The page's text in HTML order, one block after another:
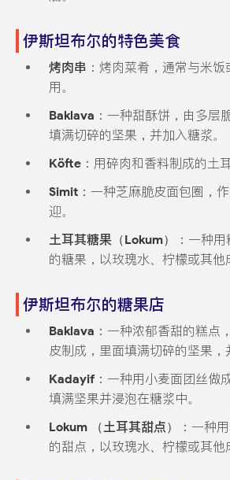
伊斯坦布尔的特色美食
烤肉串 ：烤肉菜肴，通常与米
用。
Baklava ：一种甜酥饼，由多层
填满切碎的坚果，并加入糖浆。
Köfte：用碎肉和香料制成的土耳
Simit：一种芝麻脆皮面包圈，
迎。
土耳其糖果（Lokum）
：一种
的糖果，以玫瑰水、柠檬或其他
伊斯坦布尔的糖果店
Baklava ：一种浓郁香甜的糕点
皮制成，里面填满切碎的坚果，
Kadayif：一种用小麦面团丝做
填满坚果并浸泡在糖浆中。
Lokum （土耳其甜点）
：一种
的甜点，以玫瑰水、柠檬或其他